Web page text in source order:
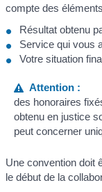
compte des
Résultat obtenu
Service qui vous
Votre situation
Attention :
des honoraires
obtenu en justice
peut concerner
Une convention doit
le début de la